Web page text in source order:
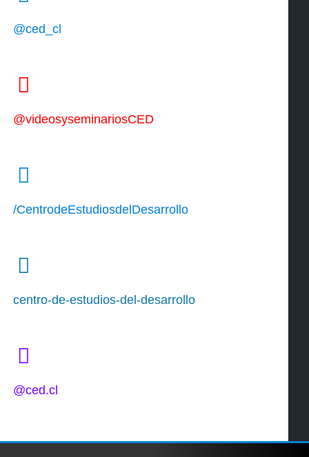
@ced_cl
@videosyseminariosCED
/CentrodeEstudiosdelDesarrollo
centro-de-estudios-del-desarrollo
@ced.cl